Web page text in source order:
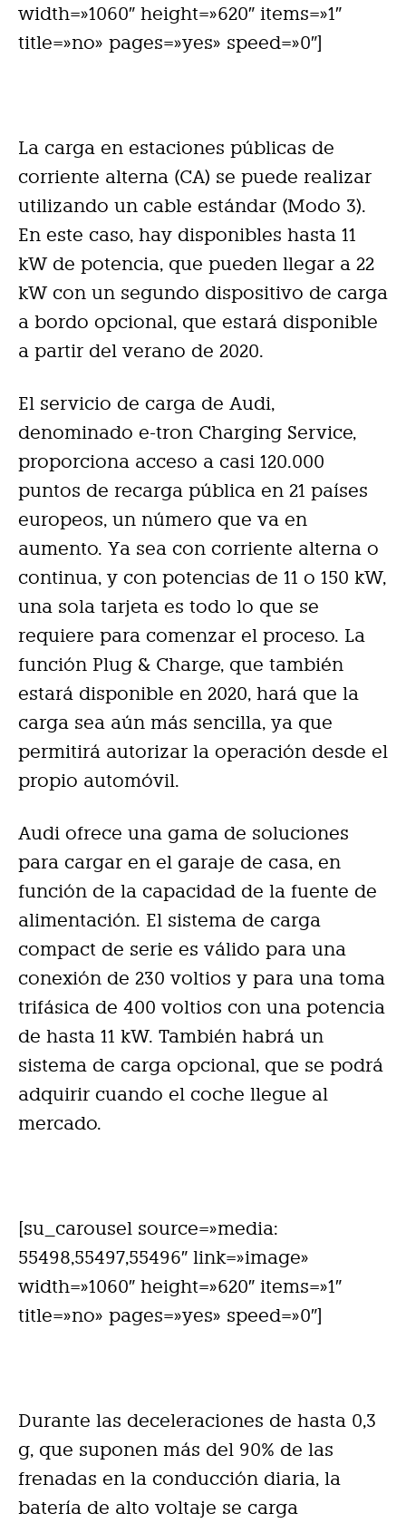
width=»1060″ height=»620″ items=»1″
title=»no» pages=»yes» speed=»0″]
La carga en estaciones públicas de
corriente alterna (CA) se puede realizar
utilizando un cable estándar (Modo 3).
En este caso, hay disponibles hasta 11
kW de potencia, que pueden llegar a 22
kW con un segundo dispositivo de carga
a bordo opcional, que estará disponible
a partir del verano de 2020.
El servicio de carga de Audi,
denominado e-tron Charging Service,
proporciona acceso a casi 120.000
puntos de recarga pública en 21 países
europeos, un número que va en
aumento. Ya sea con corriente alterna o
continua, y con potencias de 11 o 150 kW,
una sola tarjeta es todo lo que se
requiere para comenzar el proceso. La
función Plug & Charge, que también
estará disponible en 2020, hará que la
carga sea aún más sencilla, ya que
permitirá autorizar la operación desde el
propio automóvil.
Audi ofrece una gama de soluciones
para cargar en el garaje de casa, en
función de la capacidad de la fuente de
alimentación. El sistema de carga
compact de serie es válido para una
conexión de 230 voltios y para una toma
trifásica de 400 voltios con una potencia
de hasta 11 kW. También habrá un
sistema de carga opcional, que se podrá
adquirir cuando el coche llegue al
mercado.
[su_carousel source=»media:
55498,55497,55496″ link=»image»
width=»1060″ height=»620″ items=»1″
title=»no» pages=»yes» speed=»0″]
Durante las deceleraciones de hasta 0,3
g, que suponen más del 90% de las
frenadas en la conducción diaria, la
batería de alto voltaje se carga